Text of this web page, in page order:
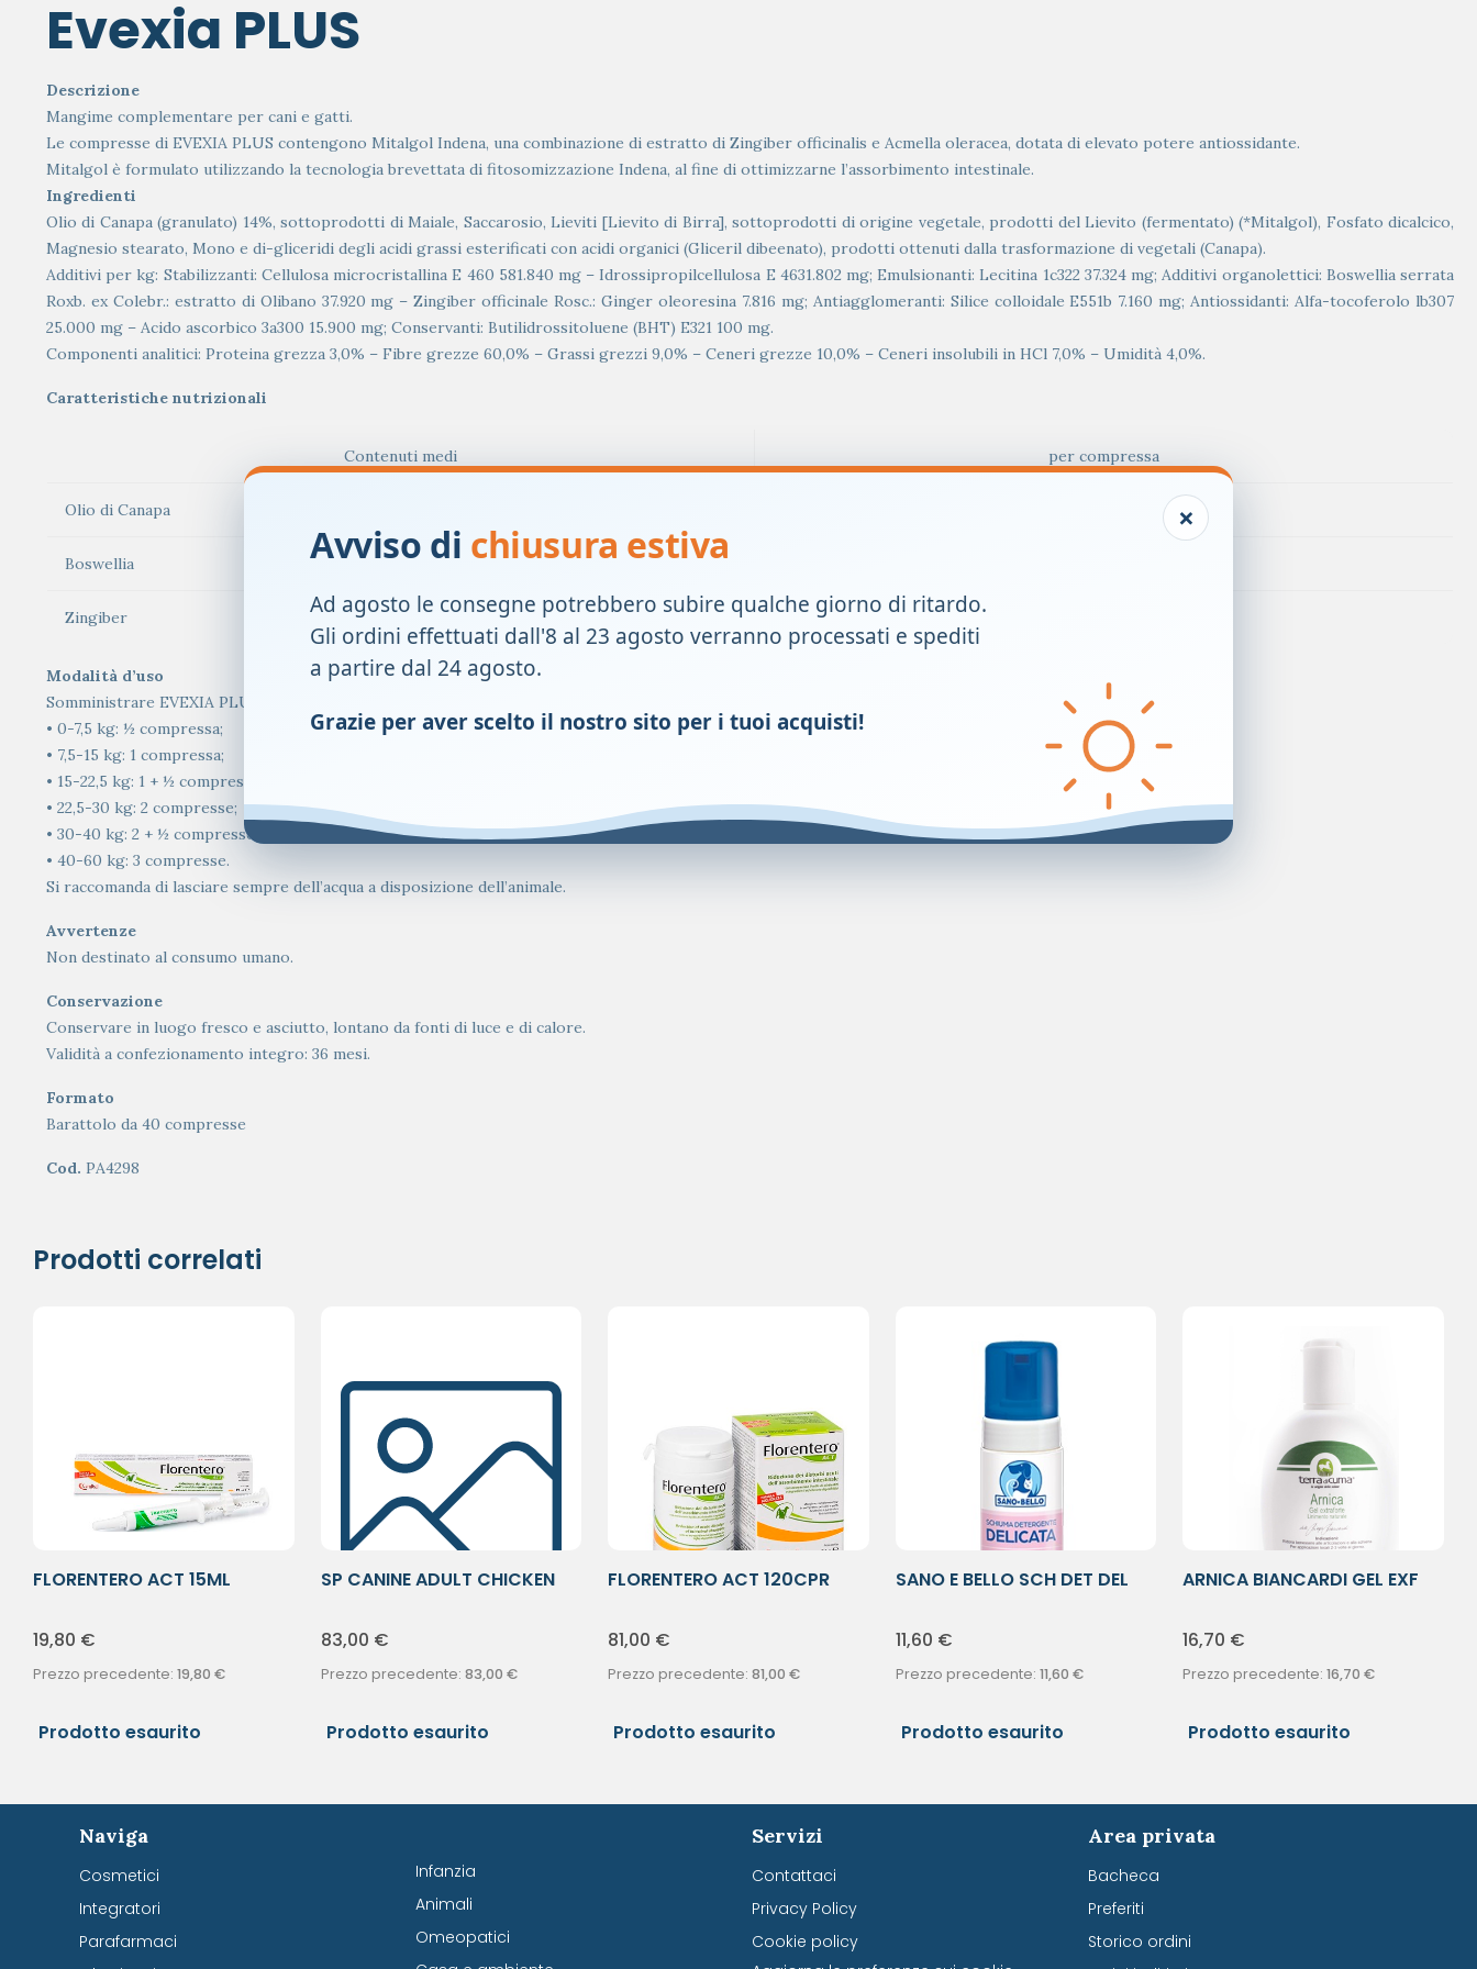
Evexia PLUS
Descrizione
Mangime complementare per cani e gatti.
Le compresse di EVEXIA PLUS contengono Mitalgol Indena, una combinazione di estratto di Zingiber officinalis e Acmella oleracea, dotata di elevato potere antiossidante.
Mitalgol è formulato utilizzando la tecnologia brevettata di fitosomizzazione Indena, al fine di ottimizzarne l’assorbimento intestinale.
Ingredienti
Olio di Canapa (granulato) 14%, sottoprodotti di Maiale, Saccarosio, Lieviti [Lievito di Birra], sottoprodotti di origine vegetale, prodotti del Lievito (fermentato) (*Mitalgol), Fosfato dicalcico,
Magnesio stearato, Mono e di-gliceridi degli acidi grassi esterificati con acidi organici (Gliceril dibeenato), prodotti ottenuti dalla trasformazione di vegetali (Canapa).
Additivi per kg: Stabilizzanti: Cellulosa microcristallina E 460 581.840 mg – Idrossipropilcellulosa E 4631.802 mg; Emulsionanti: Lecitina 1c322 37.324 mg; Additivi organolettici: Boswellia serrata
Roxb. ex Colebr.: estratto di Olibano 37.920 mg – Zingiber officinale Rosc.: Ginger oleoresina 7.816 mg; Antiagglomeranti: Silice colloidale E551b 7.160 mg; Antiossidanti: Alfa-tocoferolo lb307
25.000 mg – Acido ascorbico 3a300 15.900 mg; Conservanti: Butilidrossitoluene (BHT) E321 100 mg.
Componenti analitici: Proteina grezza 3,0% – Fibre grezze 60,0% – Grassi grezzi 9,0% – Ceneri grezze 10,0% – Ceneri insolubili in HCl 7,0% – Umidità 4,0%.
Caratteristiche nutrizionali
Contenuti medi per compressa
Olio di Canapa
Boswellia
Zingiber
Modalità d’uso
Somministrare EVEXIA PLUS direttamente in bocca o miscelare alla consueta razione alimentare secondo le seguenti quantità giornaliere:
• 0-7,5 kg: ½ compressa;
• 7,5-15 kg: 1 compressa;
• 15-22,5 kg: 1 + ½ compresse;
• 22,5-30 kg: 2 compresse;
• 30-40 kg: 2 + ½ compresse;
• 40-60 kg: 3 compresse.
Si raccomanda di lasciare sempre dell’acqua a disposizione dell’animale.
Avvertenze
Non destinato al consumo umano.
Conservazione
Conservare in luogo fresco e asciutto, lontano da fonti di luce e di calore.
Validità a confezionamento integro: 36 mesi.
Formato
Barattolo da 40 compresse
Cod. PA4298
Prodotti correlati
FLORENTERO ACT 15ML
19,80 €
Prezzo precedente: 19,80 €
Prodotto esaurito
SP CANINE ADULT CHICKEN
83,00 €
Prezzo precedente: 83,00 €
Prodotto esaurito
FLORENTERO ACT 120CPR
81,00 €
Prezzo precedente: 81,00 €
Prodotto esaurito
SANO E BELLO SCH DET DEL
11,60 €
Prezzo precedente: 11,60 €
Prodotto esaurito
ARNICA BIANCARDI GEL EXF
16,70 €
Prezzo precedente: 16,70 €
Prodotto esaurito
Naviga
Cosmetici
Integratori
Parafarmaci
Infanzia
Animali
Omeopatici
Servizi
Contattaci
Privacy Policy
Cookie policy
Area privata
Bacheca
Preferiti
Storico ordini
×
Avviso di chiusura estiva
Ad agosto le consegne potrebbero subire qualche giorno di ritardo.
Gli ordini effettuati dall'8 al 23 agosto verranno processati e spediti
a partire dal 24 agosto.
Grazie per aver scelto il nostro sito per i tuoi acquisti!